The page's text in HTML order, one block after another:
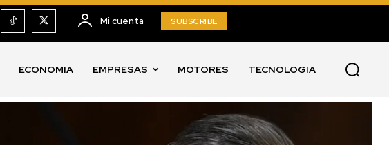
Mi cuenta SUBSCRIBE
ECONOMIA EMPRESAS MOTORES TECNOLOGIA